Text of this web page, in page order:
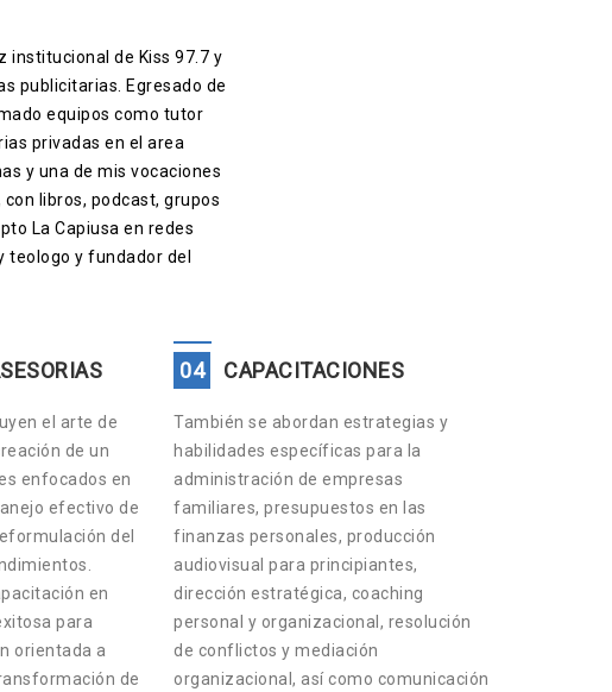
institucional de Kiss 97.7 y
publicitarias. Egresado de
equipos como tutor
privadas en el area
y una de mis vocaciones
libros, podcast, grupos
La Capiusa en redes
teologo y fundador del
el arte de
de un
enfocados en
efectivo de
del
en
para
orientada a
de
04 CAPACITACIONES
También se abordan estrategias y
habilidades específicas para la
administración de empresas
familiares, presupuestos en las
finanzas personales, producción
audiovisual para principiantes,
dirección estratégica, coaching
personal y organizacional, resolución
de conflictos y mediación
organizacional, así como comunicación